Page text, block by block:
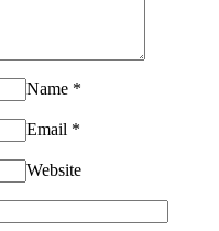
Name *
Email *
Website